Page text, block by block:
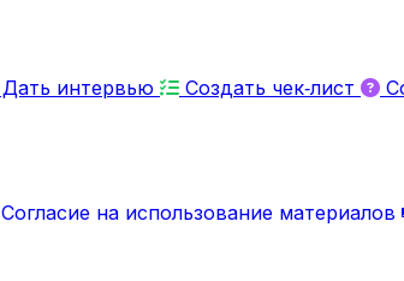
Дать интервью Создать чек‑лист
Согласие на использование материалов